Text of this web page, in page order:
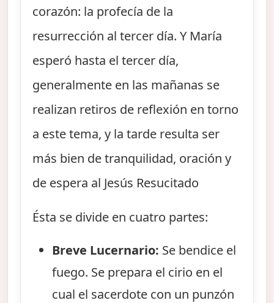
corazón: la profecía de la
resurrección al tercer día. Y María
esperó hasta el tercer día,
generalmente en las mañanas se
realizan retiros de reflexión en torno
a este tema, y la tarde resulta ser
más bien de tranquilidad, oración y
de espera al Jesús Resucitado
Ésta se divide en cuatro partes:
Breve Lucernario: Se bendice el
fuego. Se prepara el cirio en el
cual el sacerdote con un punzón